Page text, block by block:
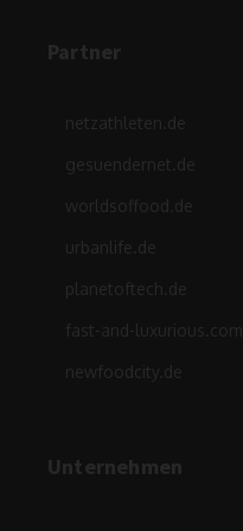
Partner
netzathleten.de
gesuendernet.de
worldsoffood.de
urbanlife.de
planetoftech.de
fast-and-luxurious.com
newfoodcity.de
Unternehmen